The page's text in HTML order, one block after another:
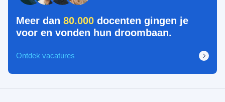
Meer dan 80.000 docenten gingen je
voor en vonden hun droombaan.
Ontdek vacatures